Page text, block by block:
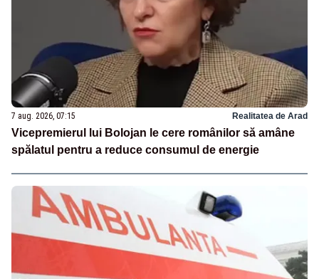
7 aug. 2026, 07:15 Realitatea de Arad
Vicepremierul lui Bolojan le cere românilor să amâne
spălatul pentru a reduce consumul de energie